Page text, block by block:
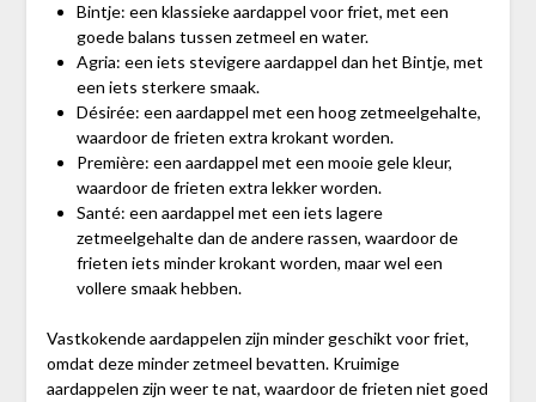
Bintje: een klassieke aardappel voor friet, met een
goede balans tussen zetmeel en water.
Agria: een iets stevigere aardappel dan het Bintje, met
een iets sterkere smaak.
Désirée: een aardappel met een hoog zetmeelgehalte,
waardoor de frieten extra krokant worden.
Première: een aardappel met een mooie gele kleur,
waardoor de frieten extra lekker worden.
Santé: een aardappel met een iets lagere
zetmeelgehalte dan de andere rassen, waardoor de
frieten iets minder krokant worden, maar wel een
vollere smaak hebben.
Vastkokende aardappelen zijn minder geschikt voor friet,
omdat deze minder zetmeel bevatten. Kruimige
aardappelen zijn weer te nat, waardoor de frieten niet goed